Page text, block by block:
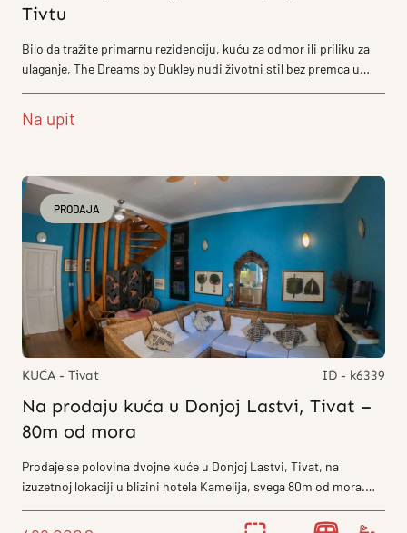
Tivtu
Bilo da tražite primarnu rezidenciju, kuću za odmor ili priliku za
ulaganje, The Dreams by Dukley nudi životni stil bez premca u
Na upit
PRODAJA
KUĆA - Tivat ID - k6339
Na prodaju kuća u Donjoj Lastvi, Tivat –
80m od mora
Prodaje se polovina dvojne kuće u Donjoj Lastvi, Tivat, na
izuzetnoj lokaciji u blizini hotela Kamelija, svega 80m od mora.